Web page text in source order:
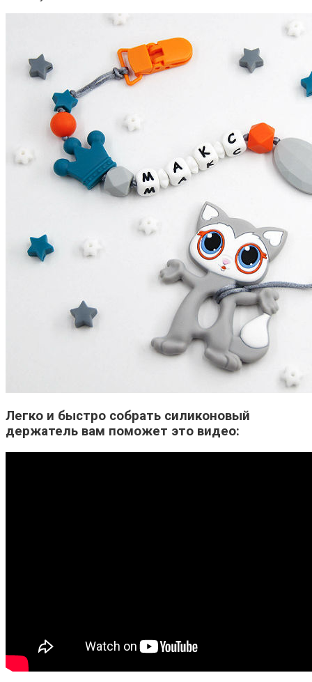
Легко и быстро собрать силиконовый
держатель вам поможет это видео: